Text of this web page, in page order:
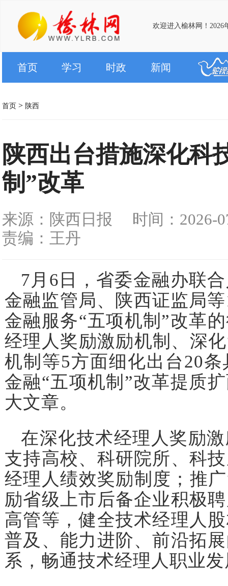
欢迎进入榆林网！2026
首页 学习 时政 新闻
首页 > 陕西
陕西出台措施深化科
制”改革
来源：陕西日报
时间：2026-
责编：王丹
7月6日，省委金融办联
金融监管局、陕西证监局
金融服务“五项机制”改革
经理人奖励激励机制、深
机制等5方面细化出台20
金融“五项机制”改革提质
大文章。
在深化技术经理人奖励
支持高校、科研院所、科
经理人绩效奖励制度；推
励省级上市后备企业积极
高管等，健全技术经理人
普及、能力进阶、前沿拓
系，畅通技术经理人职业